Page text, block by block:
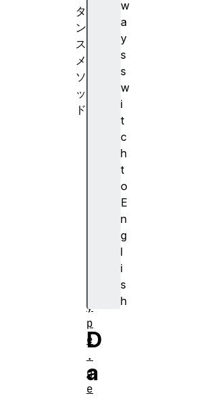
w
a
y
s
s
w
i
t
c
h
t
o
E
n
g
l
i
s
h
D
a
タ
ン
ス
メ
ソ
ッ
ド
y
p
e
.
g
e